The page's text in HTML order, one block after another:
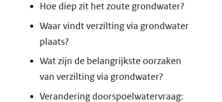
Hoe diep zit het zoute grondwater?
Waar vindt verzilting via grondwater
plaats?
Wat zijn de belangrijkste oorzaken
van verzilting via grondwater?
Verandering doorspoelwatervraag: